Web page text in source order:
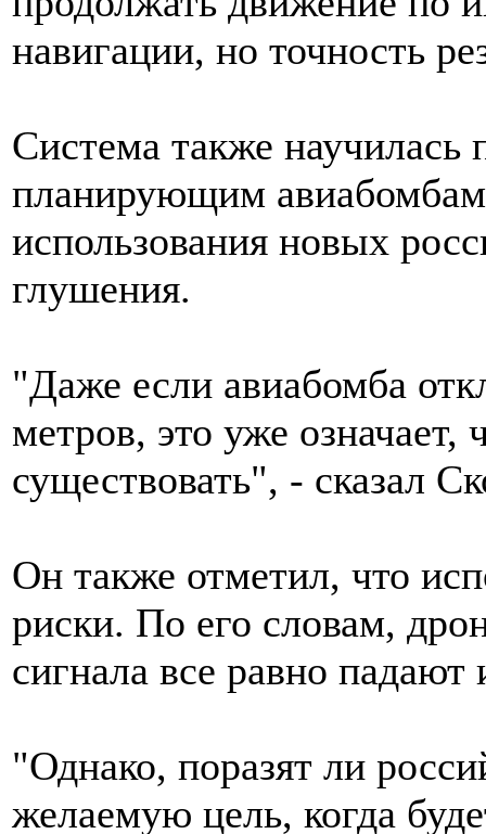
навигации, но точность
Система также научилась
планирующим
использования новых
глушения.
"Даже если авиабомба
метров, это уже означает,
существовать", - сказал
Он также отметил, что
риски. По его словам,
сигнала все равно падают
"Однако, поразят ли
желаемую цель, когда